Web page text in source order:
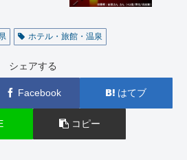
ホテル・旅館・温泉
シェアする
Facebook はてブ
コピー